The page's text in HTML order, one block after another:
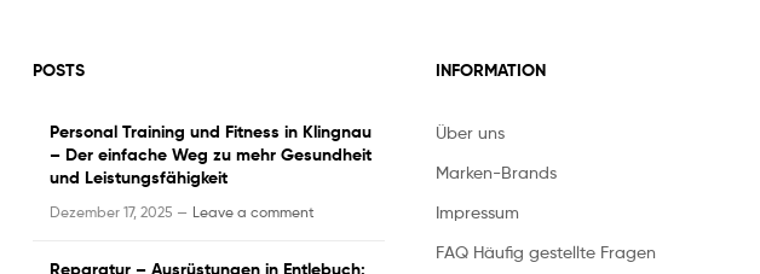
POSTS
Personal Training und Fitness in Klingnau
– Der einfache Weg zu mehr Gesundheit
und Leistungsfähigkeit
Dezember 17, 2025 — Leave a comment
Reparatur – Ausrüstungen in Entlebuch:
INFORMATION
Über uns
Marken-Brands
Impressum
FAQ Häufig gestellte Fragen